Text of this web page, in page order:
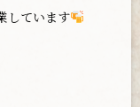
しています